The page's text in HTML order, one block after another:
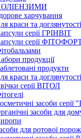
харчування
краси та доглянутості
серії ГРІНВІТ
серії
продукції
продукти
краси та доглянутості
серії ВІТОЛ
засоби серії
засоби для
для ротової